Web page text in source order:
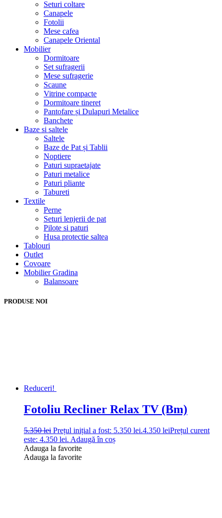
Seturi coltare
Canapele
Fotolii
Mese cafea
Canapele Oriental
Mobilier
Dormitoare
Set sufragerii
Mese sufragerie
Scaune
Vitrine compacte
Dormitoare tineret
Pantofare și Dulapuri Metalice
Banchete
Baze si saltele
Saltele
Baze de Pat și Tablii
Noptiere
Paturi supraetajate
Paturi metalice
Paturi pliante
Tabureti
Textile
Perne
Seturi lenjerii de pat
Pilote si paturi
Husa protectie saltea
Tablouri
Outlet
Covoare
Mobilier Gradina
Balansoare
PRODUSE NOI
Reduceri!
Fotoliu Recliner Relax TV (Bm)
5.350lei Prețul inițial a fost: 5.350 lei.4.350 leiPrețul curent
este: 4.350 lei. Adaugă în coș
Adauga la favorite
Adauga la favorite